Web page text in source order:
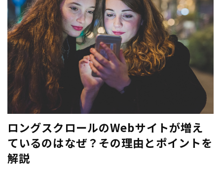
ロングスクロールのWebサイトが増え
ているのはなぜ？その理由とポイントを
解説